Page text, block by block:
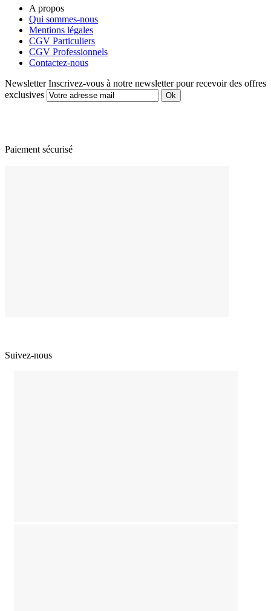
A propos
Qui sommes-nous
Mentions légales
CGV Particuliers
CGV Professionnels
Contactez-nous
Newsletter Inscrivez-vous à notre newsletter pour recevoir des offres
exclusives
Paiement sécurisé
Suivez-nous